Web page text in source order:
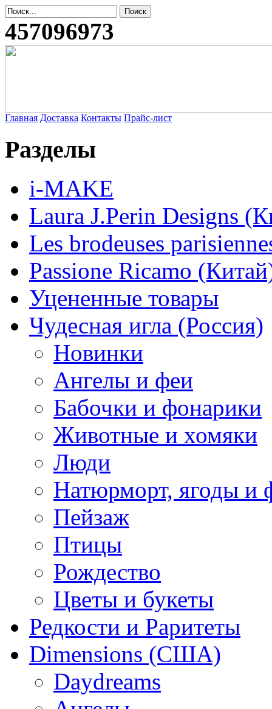
457096973
Главная Доставка Контакты Прайс-лист
Разделы
i-MAKE
Laura J.Perin Designs
Les brodeuses
Passione Ricamo
Уцененные товары
Чудесная игла (Россия)
Новинки
Ангелы и феи
Бабочки и фонарики
Животные и хомяки
Люди
Натюрморт, ягоды и
Пейзаж
Птицы
Рождество
Цветы и букеты
Редкости и Раритеты
Dimensions (США)
Daydreams